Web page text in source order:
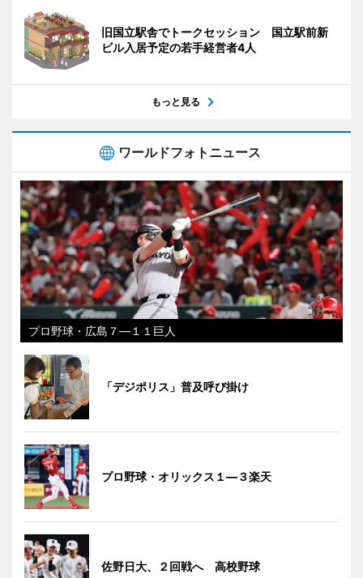
旧国立駅舎でトークセッション 国立駅前新
ビル入居予定の若手経営者4人
もっと見る
ワールドフォトニュース
プロ野球・広島７―１１巨人
「デジポリス」普及呼び掛け
プロ野球・オリックス１―３楽天
佐野日大、２回戦へ 高校野球